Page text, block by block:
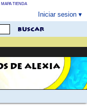
MAPA TIENDA
Iniciar sesion
buscar
DE ALEXIA